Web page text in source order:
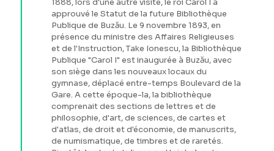
1888, lors d'une autre visite, le roi Carol I a
approuvé le Statut de la future Bibliothèque
Publique de Buzău. Le 9 novembre 1893, en
présence du ministre des Affaires Religieuses
et de l'Instruction, Take Ionescu, la Bibliothèque
Publique "Carol I" est inaugurée à Buzău, avec
son siège dans les nouveaux locaux du
gymnase, déplacé entre-temps Boulevard de la
Gare. A cette époque-la, la bibliothèque
comprenait des sections de lettres et de
philosophie, d'art, de sciences, de cartes et
d'atlas, de droit et d'économie, de manuscrits,
de numismatique, de timbres et de raretés.